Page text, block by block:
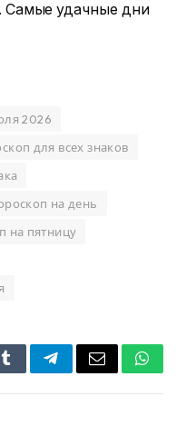
Самые удачные дни
2026
для всех знаков
на день
на пятницу
TumblrTelegramEmail